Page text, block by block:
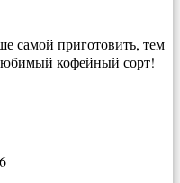
самой приготовить, тем
кофейный сорт!